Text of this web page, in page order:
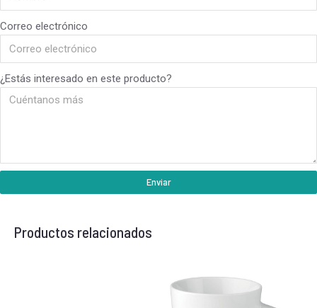
Correo electrónico
¿Estás interesado en este producto?
Enviar
Productos relacionados